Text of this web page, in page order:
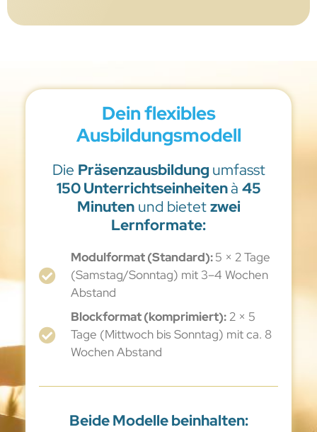
Dein flexibles
Ausbildungsmodell
Die Präsenzausbildung umfasst
150 Unterrichtseinheitenà 45
Minutenund bietetzwei
Lernformate:
Modulformat (Standard):5 × 2 Tage
(Samstag/Sonntag) mit 3–4 Wochen
Abstand
Blockformat (komprimiert):2 × 5
Tage (Mittwoch bis Sonntag) mit ca. 8
Wochen Abstand
Beide Modelle beinhalten: